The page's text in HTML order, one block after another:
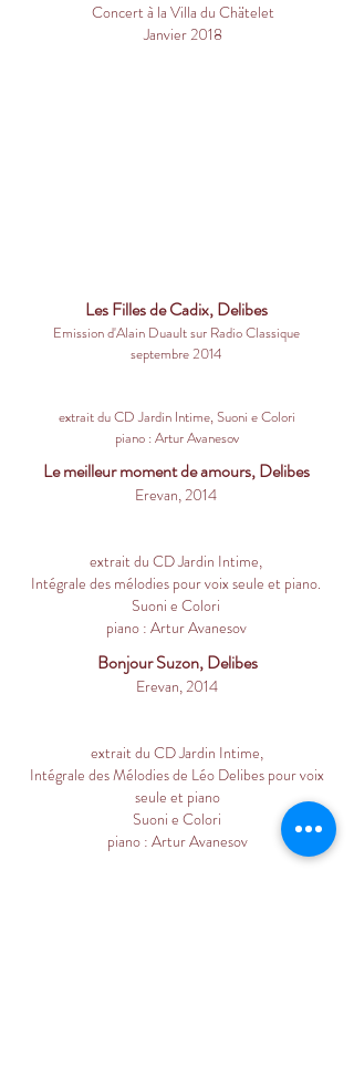
Concert à la Villa du Chätelet
Janvier 2018
Les Filles de Cadix, Delibes
Emission d'Alain Duault sur Radio Classique
septembre 2014
extrait du CD Jardin Intime, Suoni e Colori
piano : Artur Avanesov
Le meilleur moment de amours, Delibes
Erevan, 2014
extrait du CD Jardin Intime,
Intégrale des mélodies pour voix seule et piano.
Suoni e Colori
piano : Artur Avanesov
Bonjour Suzon, Delibes
Erevan, 2014
extrait du CD Jardin Intime,
Intégrale des Mélodies de Léo Delibes pour voix
seule et piano
Suoni e Colori
piano : Artur Avanesov